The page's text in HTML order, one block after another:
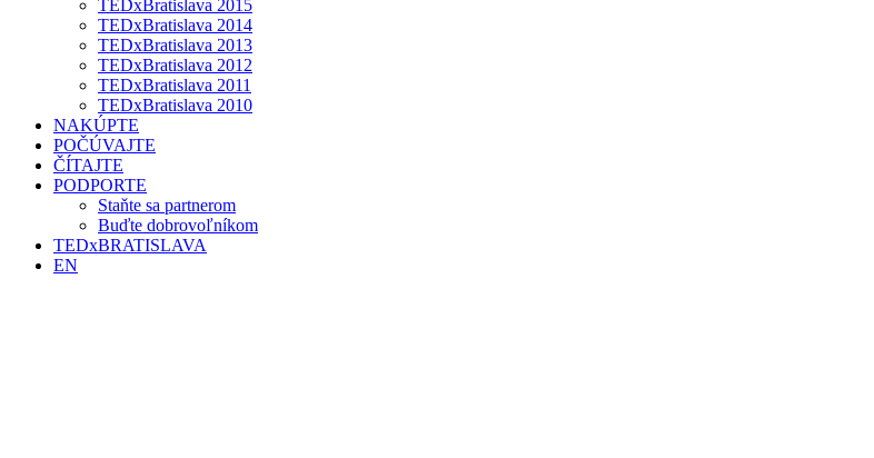
TEDxBratislava 2015
TEDxBratislava 2014
TEDxBratislava 2013
TEDxBratislava 2012
TEDxBratislava 2011
TEDxBratislava 2010
NAKÚPTE
POČÚVAJTE
ČÍTAJTE
PODPORTE
Staňte sa partnerom
Buďte dobrovoľníkom
TEDxBRATISLAVA
EN